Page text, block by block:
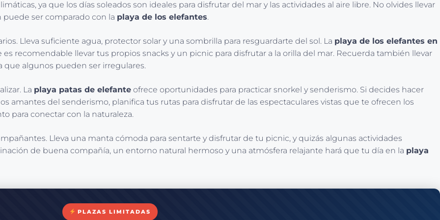
ya que los días soleados son ideales para disfrutar del mar y las actividades al aire libre. No olvides llevar
puede ser comparado con la playa de los elefantes.
Lleva suficiente agua, protector solar y una sombrilla para resguardarte del sol. La playa de los elefantes en
recomendable llevar tus propios snacks y un picnic para disfrutar a la orilla del mar. Recuerda también llevar
que algunos pueden ser irregulares.
La playa patas de elefante ofrece oportunidades para practicar snorkel y senderismo. Si decides hacer
amantes del senderismo, planifica tus rutas para disfrutar de las espectaculares vistas que te ofrecen los
para conectar con la naturaleza.
Lleva una manta cómoda para sentarte y disfrutar de tu picnic, y quizás algunas actividades
de buena compañía, un entorno natural hermoso y una atmósfera relajante hará que tu día en la playa
PLAZAS LIMITADAS